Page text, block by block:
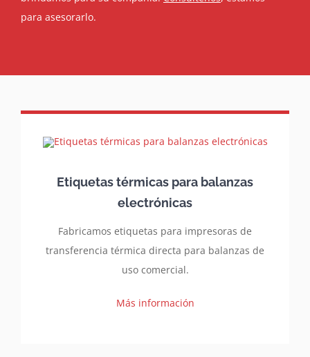
para asesorarlo.
Etiquetas térmicas para balanzas
electrónicas
Fabricamos etiquetas para impresoras de
transferencia térmica directa para balanzas de
uso comercial.
Más información